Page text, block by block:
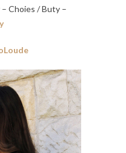
Choies / Buty –